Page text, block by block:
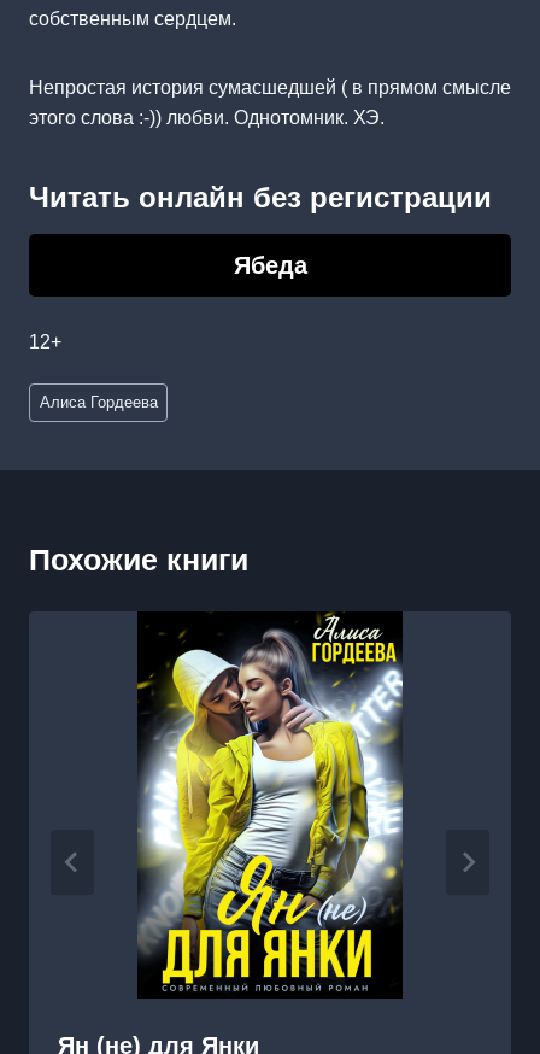
собственным сердцем.
Непростая история сумасшедшей ( в прямом смысле
этого слова :-)) любви. Однотомник. ХЭ.
Читать онлайн без регистрации
Ябеда
12+
Метки
записи:
Алиса Гордеева
Похожие книги
Ян (не) для Янки